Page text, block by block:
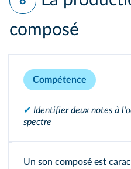
composé
Compétence
✔ Identifier deux notes à
spectre
Un son composé est